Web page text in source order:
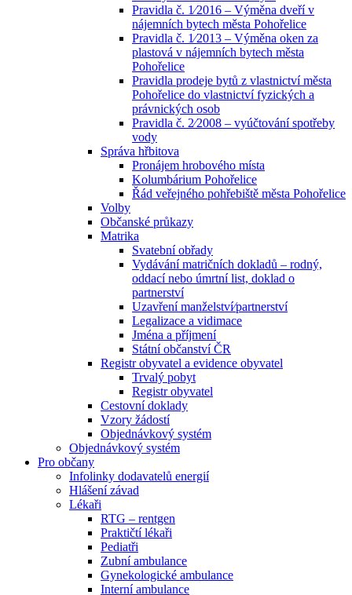
Pravidla č. 1⁄2016 – Výměna dveří v
nájemních bytech města Pohořelice
Pravidla č. 1⁄2013 – Výměna oken za
plastová v nájemních bytech města
Pohořelice
Pravidla prodeje bytů z vlastnictví města
Pohořelice do vlastnictví fyzických a
právnických osob
Pravidla č. 2⁄2008 – vyúčtování spotřeby
vody
Správa hřbitova
Pronájem hrobového místa
Kolumbárium Pohořelice
Řád veřejného pohřebiště města Pohořelice
Volby
Občanské průkazy
Matrika
Svatební obřady
Vydávání matričních dokladů – rodný,
oddací nebo úmrtní list, doklad o
partnerství
Uzavření manželství⁄partnerství
Legalizace a vidimace
Jména a příjmení
Státní občanství ČR
Registr obyvatel a evidence obyvatel
Trvalý pobyt
Registr obyvatel
Cestovní doklady
Vzory žádostí
Objednávkový systém
Objednávkový systém
Pro občany
Infolinky dodavatelů energií
Hlášení závad
Lékaři
RTG – rentgen
Praktičtí lékaři
Pediatři
Zubní ambulance
Gynekologické ambulance
Interní ambulance